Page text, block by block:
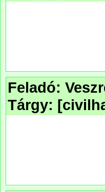
Feladó:
Tárgy: